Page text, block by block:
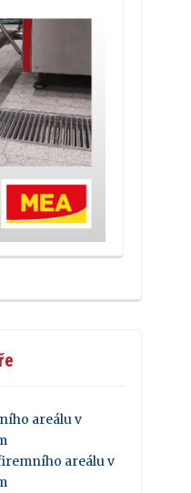
areálu v
areálu v